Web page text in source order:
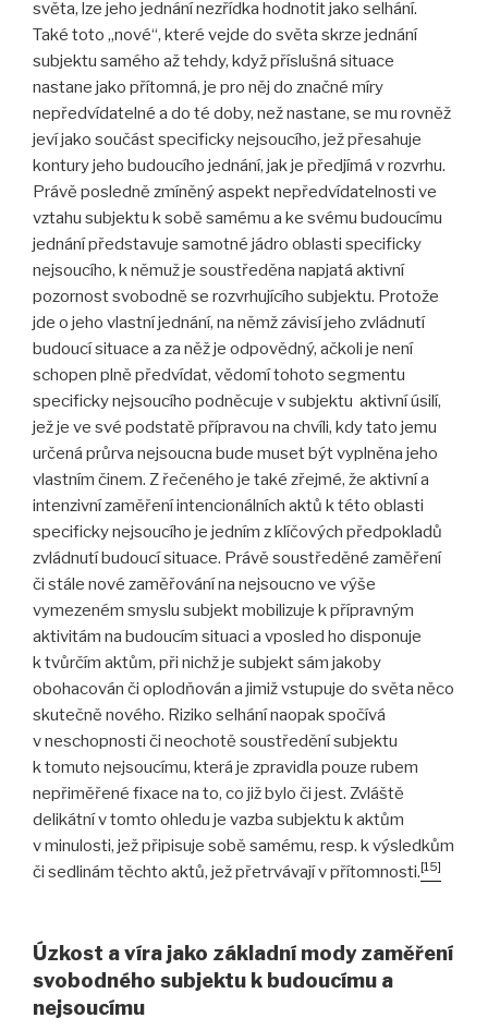
světa, lze jeho jednání nezřídka hodnotit jako selhání.
Také toto „nové“, které vejde do světa skrze jednání
subjektu samého až tehdy, když příslušná situace
nastane jako přítomná, je pro něj do značné míry
nepředvídatelné a do té doby, než nastane, se mu rovněž
jeví jako součást specificky nejsoucího, jež přesahuje
kontury jeho budoucího jednání, jak je předjímá v rozvrhu.
Právě posledně zmíněný aspekt nepředvídatelnosti ve
vztahu subjektu k sobě samému a ke svému budoucímu
jednání představuje samotné jádro oblasti specificky
nejsoucího, k němuž je soustředěna napjatá aktivní
pozornost svobodně se rozvrhujícího subjektu. Protože
jde o jeho vlastní jednání, na němž závisí jeho zvládnutí
budoucí situace a za něž je odpovědný, ačkoli je není
schopen plně předvídat, vědomí tohoto segmentu
specificky nejsoucího podněcuje v subjektu aktivní úsilí,
jež je ve své podstatě přípravou na chvíli, kdy tato jemu
určená průrva nejsoucna bude muset být vyplněna jeho
vlastním činem. Z řečeného je také zřejmé, že aktivní a
intenzivní zaměření intencionálních aktů k této oblasti
specificky nejsoucího je jedním z klíčových předpokladů
zvládnutí budoucí situace. Právě soustředěné zaměření
či stále nové zaměřování na nejsoucno ve výše
vymezeném smyslu subjekt mobilizuje k přípravným
aktivitám na budoucím situaci a vposled ho disponuje
k tvůrčím aktům, při nichž je subjekt sám jakoby
obohacován či oplodňován a jimiž vstupuje do světa něco
skutečně nového. Riziko selhání naopak spočívá
v neschopnosti či neochotě soustředění subjektu
k tomuto nejsoucímu, která je zpravidla pouze rubem
nepřiměřené fixace na to, co již bylo či jest. Zvláště
delikátní v tomto ohledu je vazba subjektu k aktům
v minulosti, jež připisuje sobě samému, resp. k výsledkům
či sedlinám těchto aktů, jež přetrvávají v přítomnosti.[15]
Úzkost a víra jako základní mody zaměření
svobodného subjektu k budoucímu a
nejsoucímu